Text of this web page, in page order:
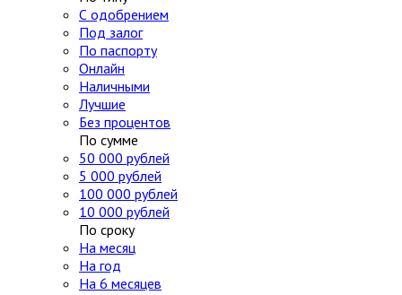
С одобрением
Под залог
По паспорту
Онлайн
Наличными
Лучшие
Без процентов
По сумме
50 000 рублей
5 000 рублей
100 000 рублей
10 000 рублей
По сроку
На месяц
На год
На 6 месяцев